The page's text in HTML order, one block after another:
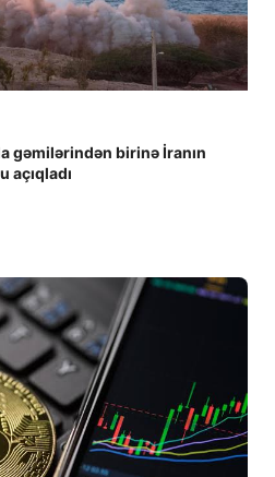
gəmilərindən birinə İranın
açıqladı